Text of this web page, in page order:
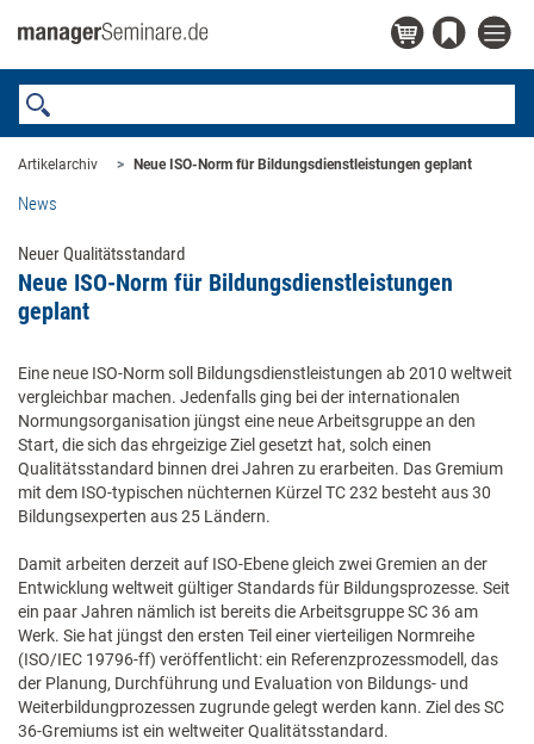
Artikelarchiv Neue ISO-Norm für Bildungsdienstleistungen geplant
News
Neuer Qualitätsstandard
Neue ISO-Norm für Bildungsdienstleistungen
geplant
Eine neue ISO-Norm soll Bildungsdienstleistungen ab 2010 weltweit
vergleichbar machen. Jedenfalls ging bei der internationalen
Normungsorganisation jüngst eine neue Arbeitsgruppe an den
Start, die sich das ehrgeizige Ziel gesetzt hat, solch einen
Qualitätsstandard binnen drei Jahren zu erarbeiten. Das Gremium
mit dem ISO-typischen nüchternen Kürzel TC 232 besteht aus 30
Bildungsexperten aus 25 Ländern.
Damit arbeiten derzeit auf ISO-Ebene gleich zwei Gremien an der
Entwicklung weltweit gültiger Standards für Bildungsprozesse. Seit
ein paar Jahren nämlich ist bereits die Arbeitsgruppe SC 36 am
Werk. Sie hat jüngst den ersten Teil einer vierteiligen Normreihe
(ISO/IEC 19796-ff) veröffentlicht: ein Referenzprozessmodell, das
der Planung, Durchführung und Evaluation von Bildungs- und
Weiterbildungprozessen zugrunde gelegt werden kann. Ziel des SC
36-Gremiums ist ein weltweiter Qualitätsstandard.